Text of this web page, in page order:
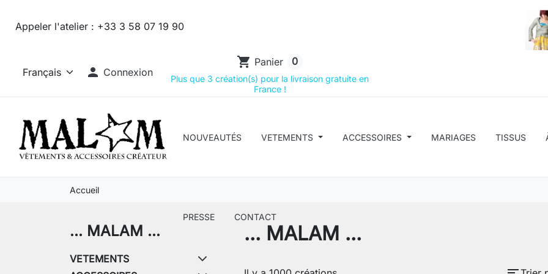
Appeler l'atelier : +33 3 58 07 19 90
 Connexion
shopping_cart Panier 0
Plus que 3 création(s) pour la livraison gratuite en
France !
NOUVEAUTÉS VETEMENTS ACCESSOIRES MARIAGES TISSUS
PRESSE CONTACT
Accueil
... MALAM ...
VETEMENTS
... MALAM ...